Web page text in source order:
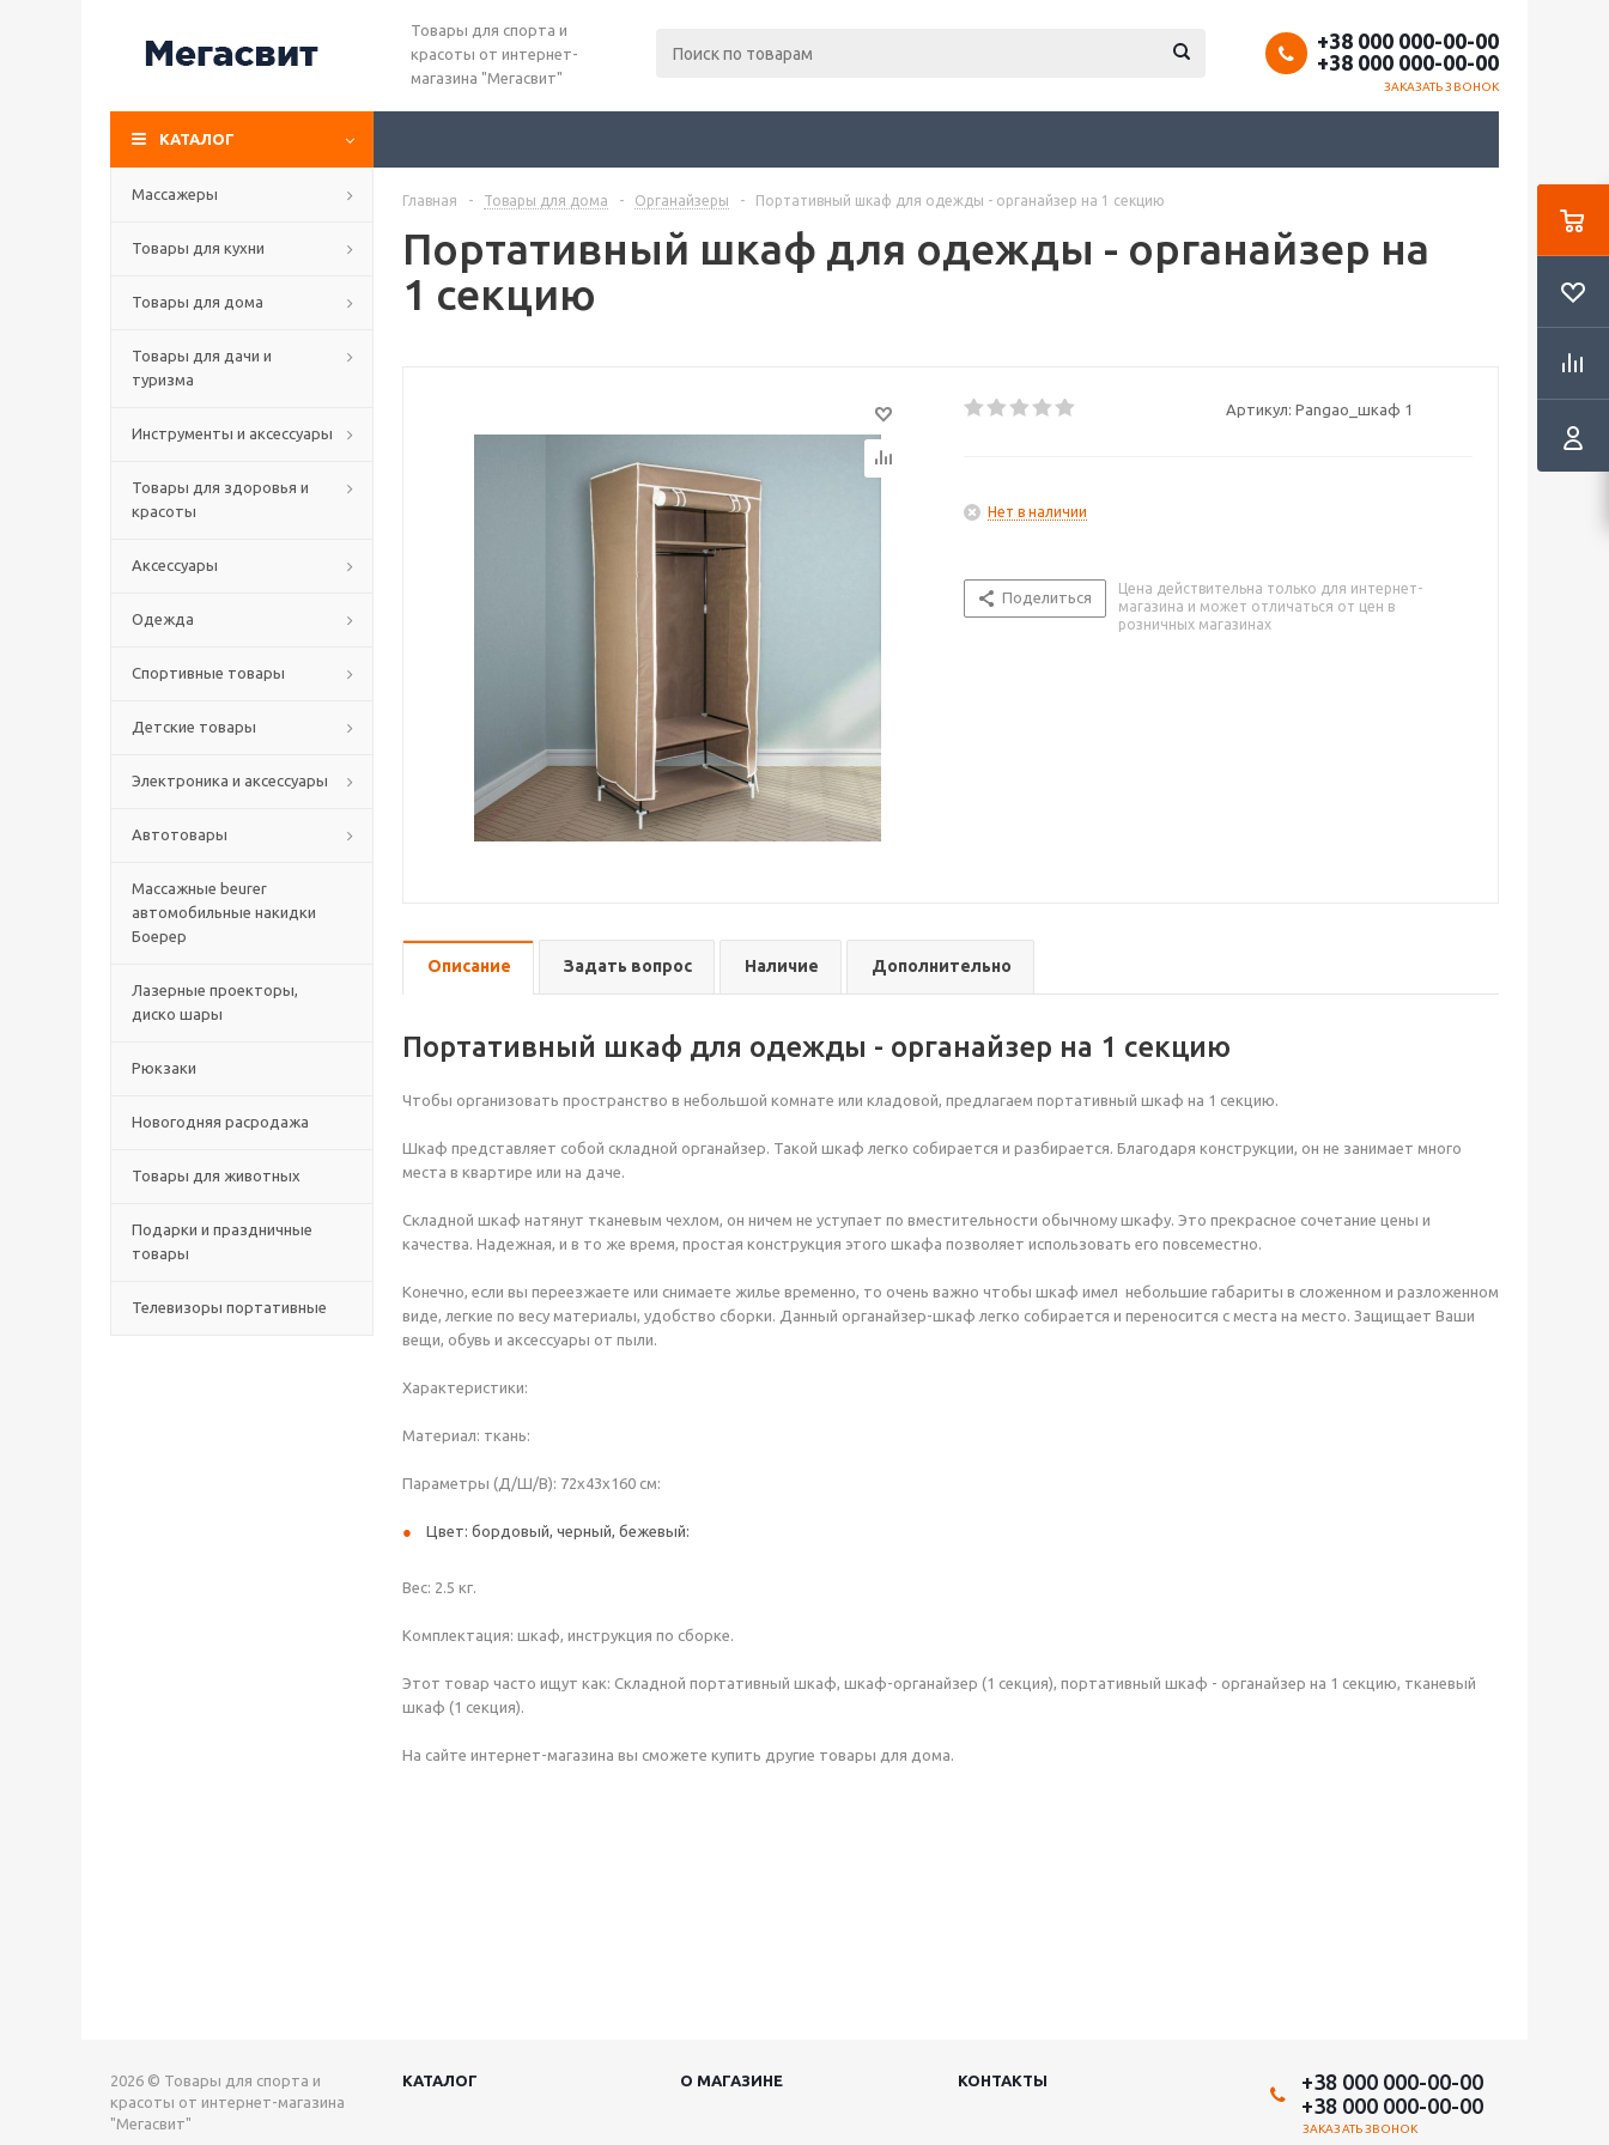
Товары для спорта и
красоты от интернет-
магазина "Мегасвит"
+38 000 000-00-00
+38 000 000-00-00
ЗАКАЗАТЬ ЗВОНОК
КАТАЛОГ
Массажеры
Товары для кухни
Товары для дома
Товары для дачи и
туризма
Инструменты и аксессуары
Товары для здоровья и
красоты
Аксессуары
Одежда
Спортивные товары
Детские товары
Электроника и аксессуары
Автотовары
Массажные beurer
автомобильные накидки
Боерер
Лазерные проекторы,
диско шары
Рюкзаки
Новогодняя расродажа
Товары для животных
Подарки и праздничные
товары
Телевизоры портативные
Главная - Товары для дома - Органайзеры - Портативный шкаф для одежды - органайзер на 1 секцию
Портативный шкаф для одежды - органайзер на
1 секцию
Артикул: Pangao_шкаф 1
Нет в наличии
Поделиться
Цена действительна только для интернет-
магазина и может отличаться от цен в
розничных магазинах
Описание Задать вопрос Наличие Дополнительно
Портативный шкаф для одежды - органайзер на 1 секцию
Чтобы организовать пространство в небольшой комнате или кладовой, предлагаем портативный шкаф на 1 секцию.
Шкаф представляет собой складной органайзер. Такой шкаф легко собирается и разбирается. Благодаря конструкции, он не занимает много
места в квартире или на даче.
Складной шкаф натянут тканевым чехлом, он ничем не уступает по вместительности обычному шкафу. Это прекрасное сочетание цены и
качества. Надежная, и в то же время, простая конструкция этого шкафа позволяет использовать его повсеместно.
Конечно, если вы переезжаете или снимаете жилье временно, то очень важно чтобы шкаф имел небольшие габариты в сложенном и разложенном
виде, легкие по весу материалы, удобство сборки. Данный органайзер-шкаф легко собирается и переносится с места на место. Защищает Ваши
вещи, обувь и аксессуары от пыли.
Характеристики:
Материал: ткань:
Параметры (Д/Ш/В): 72х43х160 см:
Цвет: бордовый, черный, бежевый:
Вес: 2.5 кг.
Комплектация: шкаф, инструкция по сборке.
Этот товар часто ищут как: Складной портативный шкаф, шкаф-органайзер (1 секция), портативный шкаф - органайзер на 1 секцию, тканевый
шкаф (1 секция).
На сайте интернет-магазина вы сможете купить другие товары для дома.
2026 © Товары для спорта и
красоты от интернет-магазина
"Мегасвит"
КАТАЛОГ О МАГАЗИНЕ КОНТАКТЫ
+38 000 000-00-00
+38 000 000-00-00
ЗАКАЗАТЬ ЗВОНОК